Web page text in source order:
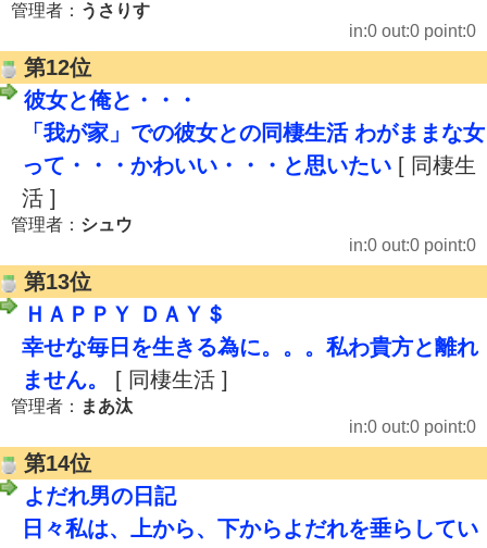
管理者： うさりす
in:0 out:0 point:0
第12位
彼女と俺と・・・
「我が家」での彼女との同棲生活 わがままな女
って・・・かわいい・・・と思いたい [ 同棲生
活 ]
管理者： シュウ
in:0 out:0 point:0
第13位
ＨＡＰＰＹ ＤＡＹ＄
幸せな毎日を生きる為に。。。私わ貴方と離れ
ません。
[ 同棲生活 ]
管理者： まあ汰
in:0 out:0 point:0
第14位
よだれ男の日記
日々私は、上から、下からよだれを垂らしてい